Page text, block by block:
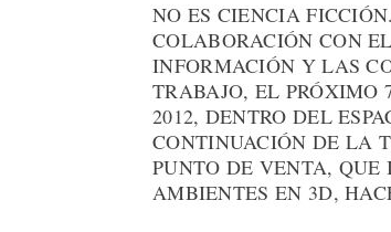
NO ES CIENCIA
COLABORACIÓN CON
INFORMACIÓN Y LAS
TRABAJO, EL
2012, DENTRO DEL
CONTINUACIÓN DE LA
PUNTO DE VENTA,
AMBIENTES EN 3D,